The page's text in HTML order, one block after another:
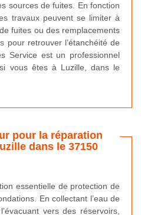
sources de fuites. En fonction
travaux peuvent se limiter à
fuites ou des remplacements
pour retrouver l’étanchéité de
Service est un professionnel
vous êtes à Luzille, dans le
pour la réparation
dans le 37150
essentielle de protection de
En collectant l’eau de
vers des réservoirs,